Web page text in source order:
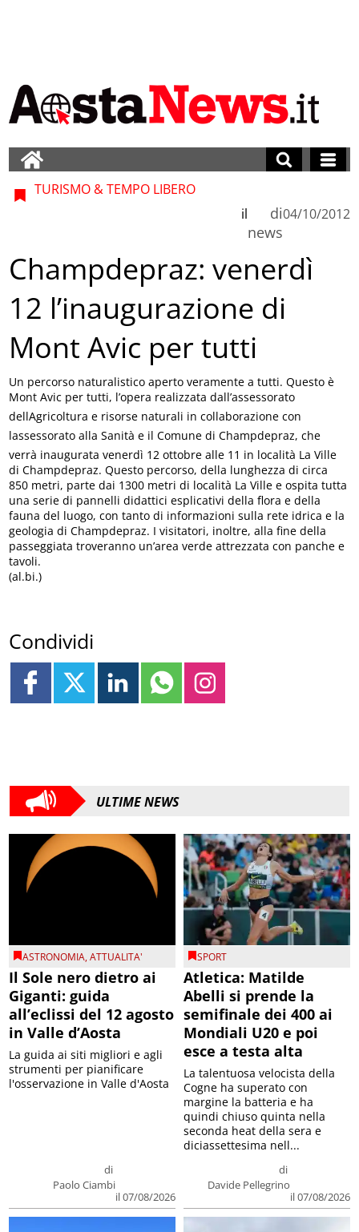
TURISMO & TEMPO LIBERO
di
news
il 04/10/2012
Champdepraz: venerdì
12 l’inaugurazione di
Mont Avic per tutti
Un percorso naturalistico aperto veramente a tutti. Questo è
Mont Avic per tutti, l’opera realizzata dall’assessorato
dellAgricoltura e risorse naturali in collaborazione con
lassessorato alla Sanità e il Comune di Champdepraz, che
verrà inaugurata venerdì 12 ottobre alle 11 in località La Ville
di Champdepraz. Questo percorso, della lunghezza di circa
850 metri, parte dai 1300 metri di località La Ville e ospita tutta
una serie di pannelli didattici esplicativi della flora e della
fauna del luogo, con tanto di informazioni sulla rete idrica e la
geologia di Champdepraz. I visitatori, inoltre, alla fine della
passeggiata troveranno un’area verde attrezzata con panche e
tavoli.
(al.bi.)
Condividi
ULTIME NEWS
ASTRONOMIA,ATTUALITA'
Il Sole nero dietro ai
Giganti: guida
all’eclissi del 12 agosto
in Valle d’Aosta
di
Paolo Ciambi
il 07/08/2026
La guida ai siti migliori e agli
strumenti per pianificare
l'osservazione in Valle d'Aosta
SPORT
Atletica: Matilde
Abelli si prende la
semifinale dei 400 ai
Mondiali U20 e poi
esce a testa alta
di
Davide Pellegrino
il 07/08/2026
La talentuosa velocista della
Cogne ha superato con
margine la batteria e ha
quindi chiuso quinta nella
seconda heat della sera e
diciassettesima nell...